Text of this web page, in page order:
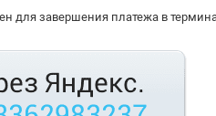
для завершения платежа в